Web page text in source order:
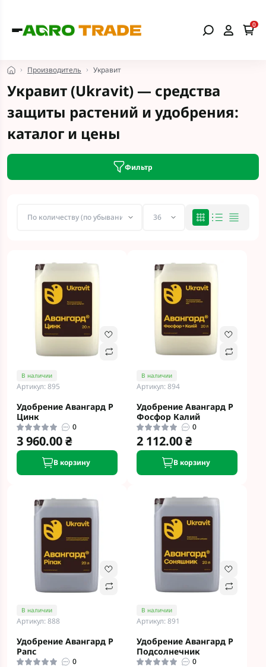
0
Производитель Укравит
Укравит (Ukravit) — средства
защиты растений и удобрения:
каталог и цены
Фильтр
В наличии
Артикул: 895
Удобрение Авангард Р
Цинк
0
3 960.00 ₴
В корзину
В наличии
Артикул: 894
Удобрение Авангард Р
Фосфор Калий
0
2 112.00 ₴
В корзину
В наличии
Артикул: 888
Удобрение Авангард Р
Рапс
0
В наличии
Артикул: 891
Удобрение Авангард Р
Подсолнечник
0